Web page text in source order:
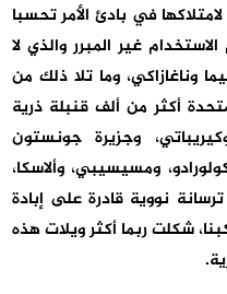
في بادئ الأمر تحسبا
غير المبرر والذي لا
وناغازاكي، وما تلا ذلك من
أكثر من ألف قنبلة ذرية
وجزيرة جونستون
ومسيسيبي، وألاسكا،
نووية قادرة على إبادة
شكلت ربما أكثر ويلات هذه